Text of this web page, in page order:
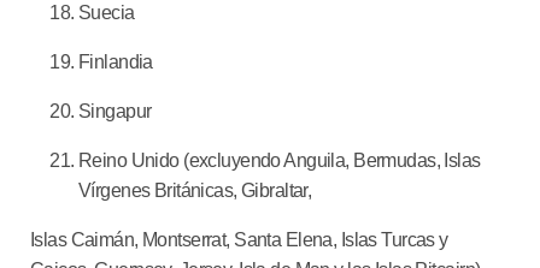
Suecia
Finlandia
Singapur
Reino Unido (excluyendo Anguila, Bermudas, Islas
Vírgenes Británicas, Gibraltar,
Islas Caimán, Montserrat, Santa Elena, Islas Turcas y